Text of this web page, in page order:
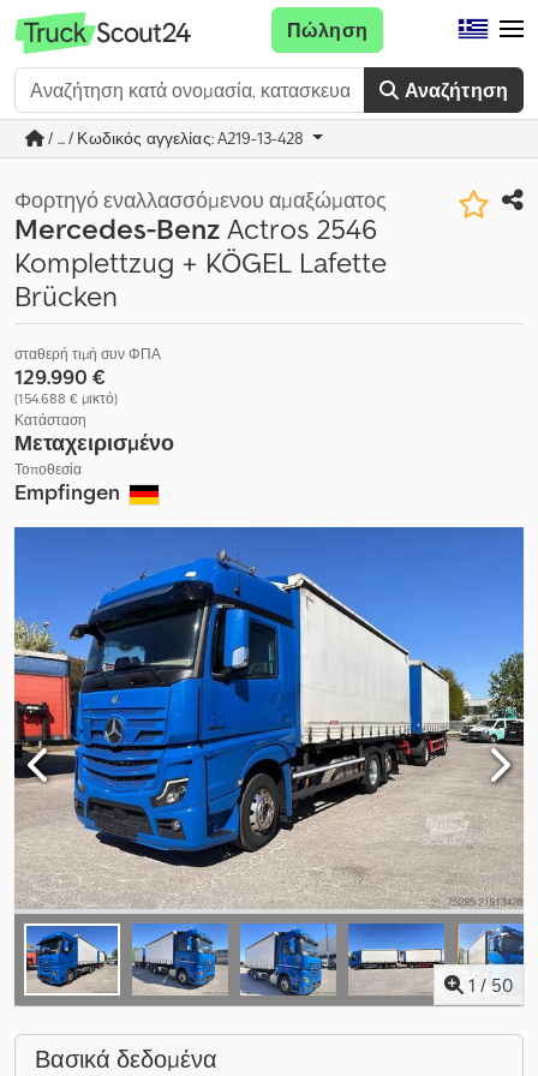
Αναζήτηση
Πώληση
/ ... / Κωδικός αγγελίας: A219-13-428
Φορτηγό εναλλασσόμενου αμαξώματος
Mercedes-BenzActros 2546
Komplettzug + KÖGEL Lafette
Brücken
σταθερή τιμή συν ΦΠΑ
129.990 €
(154.688 € μικτό)
Κατάσταση
Μεταχειρισμένο
Τοποθεσία
Empfingen
1 / 50
Βασικά δεδομένα